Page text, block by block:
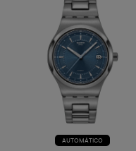
AUTOMÁTICO